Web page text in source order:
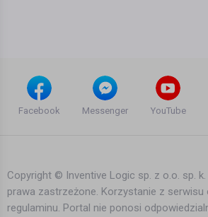
Facebook Messenger YouTube
Copyright © Inventive Logic sp. z o.o. sp.
prawa zastrzeżone. Korzystanie z
regulaminu. Portal nie ponosi